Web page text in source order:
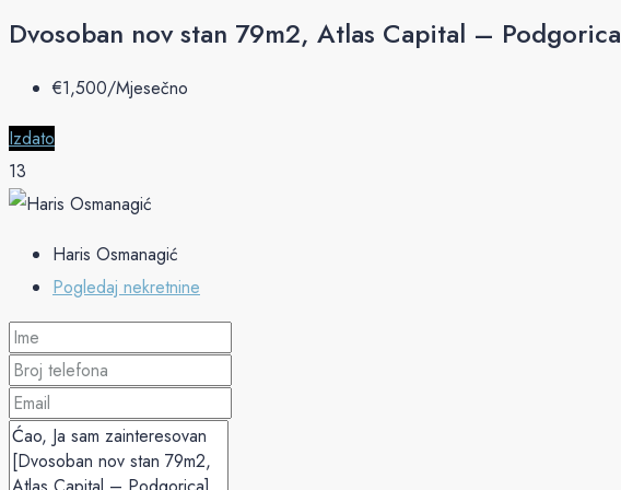
Dvosoban nov stan 79m2, Atlas Capital – Podgorica
€‎1,500/Mjesečno
Izdato
13
Haris Osmanagić
Pogledaj nekretnine